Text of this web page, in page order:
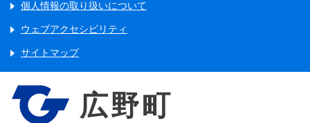
個人情報の取り扱いについて
ウェブアクセシビリティ
サイトマップ
広野町